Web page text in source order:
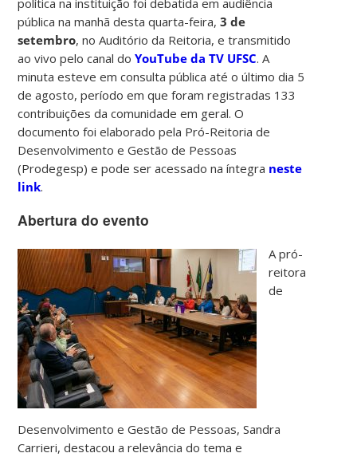
pública na manhã desta quarta-feira,3 de
setembro, no Auditório da Reitoria, e transmitido
ao vivo pelo canal doYouTube da TV UFSC. A
minuta esteve em consulta pública até o último dia 5
de agosto, período em que foram registradas 133
contribuições da comunidade em geral. O
documento foi elaborado pela Pró-Reitoria de
Desenvolvimento e Gestão de Pessoas
(Prodegesp) e pode ser acessado na íntegra neste
link.
Abertura do evento
A pró-
reitora
de
Desenvolvimento e Gestão de Pessoas, Sandra
Carrieri, destacou a relevância do tema e